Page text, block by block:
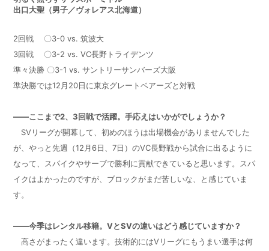
出口大聖（男子／ヴォレアス北海道）
2回戦 〇3-0 vs.筑波大
3回戦 〇3-2 vs. VC長野トライデンツ
準々決勝 〇3-1 vs.サントリーサンバーズ大阪
準決勝では12 月 20日に東京グレートベアーズと対戦
——ここまで2、3回戦で活躍。手応えはいかがでしょうか？
SVリーグが開幕して、初めのほうは出場機会がありませんでした
が、やっと先週（12 月6日、7日）のVC長野戦から試合に出るように
なって、スパイクやサーブで勝利に貢献できていると思います。スパ
イクはよかったのですが、ブロックがまだ苦しいな、と感じていま
す。
——今季はレンタル移籍。VとSVの違いはどう感じていますか？
高さがまったく違います。技術的にはVリーグにもうまい選手は何